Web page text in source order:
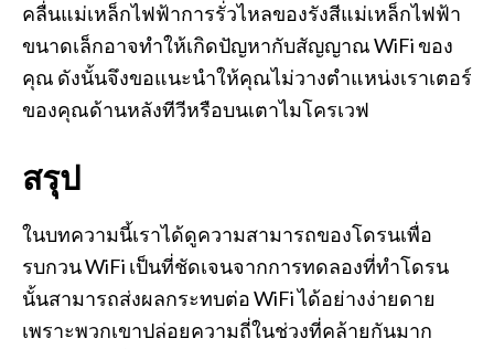
คลื่นแม่เหล็กไฟฟ้าการรั่วไหลของรังสีแม่เหล็กไฟฟ้า
ขนาดเล็กอาจทำให้เกิดปัญหากับสัญญาณ WiFi ของ
คุณ ดังนั้นจึงขอแนะนำให้คุณไม่วางตำแหน่งเราเตอร์
ของคุณด้านหลังทีวีหรือบนเตาไมโครเวฟ
สรุป
ในบทความนี้เราได้ดูความสามารถของโดรนเพื่อ
รบกวน WiFi เป็นที่ชัดเจนจากการทดลองที่ทำโดรน
นั้นสามารถส่งผลกระทบต่อ WiFi ได้อย่างง่ายดาย
เพราะพวกเขาปล่อยความถี่ในช่วงที่คล้ายกันมาก